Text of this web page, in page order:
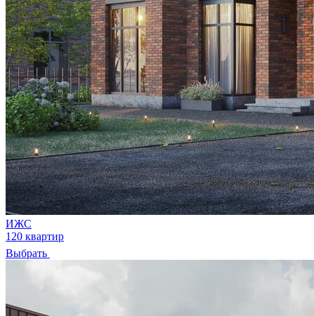
ИЖС
120 квартир
Выбрать